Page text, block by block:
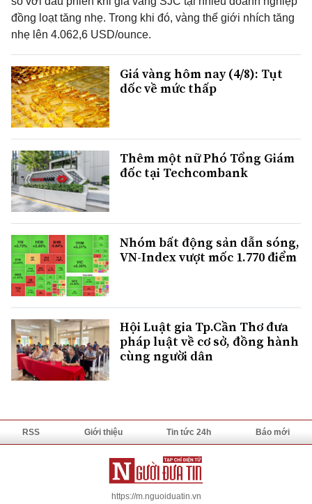
đồng loạt tăng nhẹ. Trong khi đó, vàng thế giới nhích tăng
nhẹ lên 4.062,6 USD/ounce.
Giá vàng hôm nay (4/8): Tụt
dốc về mức thấp
Thêm một nữ Phó Tổng Giám
đốc tại Techcombank
Nhóm bất động sản dẫn sóng,
VN-Index vượt mốc 1.770 điểm
Hội Luật gia Tp.Cần Thơ đưa
pháp luật về cơ sở, đồng hành
cùng người dân
RSS Giới thiệu Tin tức 24h Báo mới
https://m.nguoiduatin.vn